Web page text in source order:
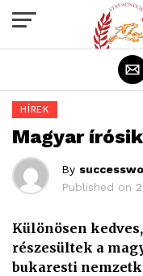
HÍREK
Magyar
By
Published on
Különösen
részesültek a
bukaresti